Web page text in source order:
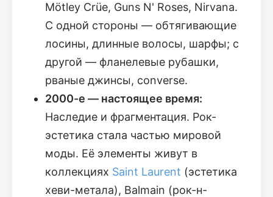
Mötley Crüe, Guns N' Roses, Nirvana.
С одной стороны — обтягивающие
лосины, длинные волосы, шарфы; с
другой — фланелевые рубашки,
рваные джинсы, converse.
2000-е — настоящее время:
Наследие и фрагментация. Рок-
эстетика стала частью мировой
моды. Её элементы живут в
коллекциях Saint Laurent (эстетика
хеви-метала), Balmain (рок-н-